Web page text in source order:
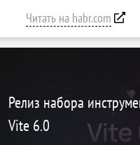
Читать на habr.com
Релиз набора
Vite 6.0